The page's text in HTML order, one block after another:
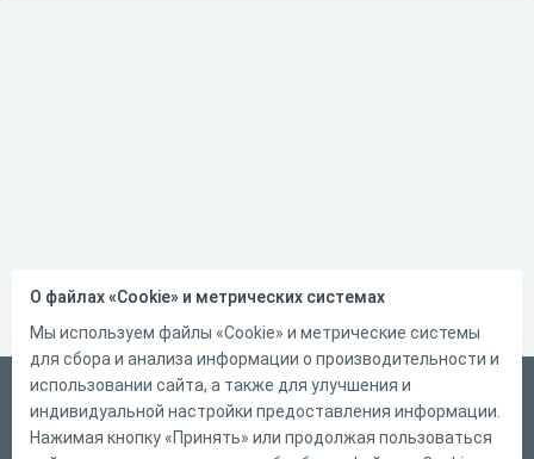
Русский
Справка
О файлах «Cookie» и метрических системах
Мы используем файлы «Cookie» и метрические системы
для сбора и анализа информации о производительности и
использовании сайта, а также для улучшения и
индивидуальной настройки предоставления информации.
Нажимая кнопку «Принять» или продолжая пользоваться